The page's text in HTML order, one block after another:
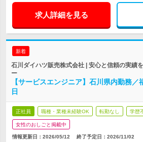
求人詳細を見る
新着
石川ダイハツ販売株式会社 | 安心と信頼の実績
ー
【サービスエンジニア】石川県内勤務
日
正社員 職種・業種未経験OK 転勤なし 学歴
女性のおしごと掲載中
情報更新日：2026/05/12 終了予定日： 2026/11/02